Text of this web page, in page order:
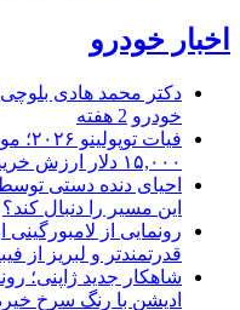
اخبار خودرو
دکتر محمد هادی
خودرو 2 هفته
۱۵,۰۰۰ دلار ارزش خرید دارد؟
احیای دنده دستی
این مسیر را دنبال کند؟
قدرتمندتر و لبریز از
ادیشن با رنگ سرخ